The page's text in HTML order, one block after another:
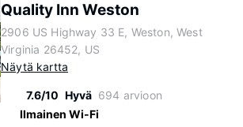
Quality Inn Weston
2906 US Highway 33 E, Weston, West
Virginia 26452, US
Näytä kartta
7.6/10 Hyvä 694 arvioon
Ilmainen Wi-Fi